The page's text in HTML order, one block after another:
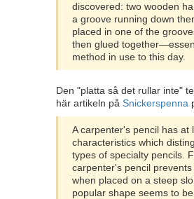
discovered: two wooden
a groove running down
placed in one of the
then glued
method in use to this day.
Den "platta så det rullar inte"
här artikeln på Snickerspenna
A carpenter's pencil has at
characteristics which
types of specialty pencils.
carpenter's pencil
when placed on a steep
popular shape seems to